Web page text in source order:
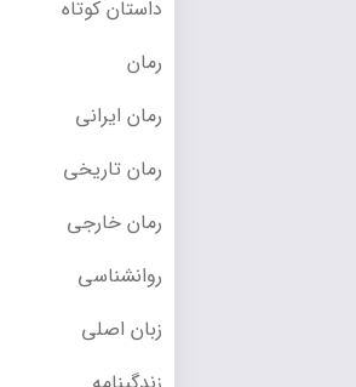
داستان کوتاه
رمان
رمان ایرانی
رمان تاریخی
رمان خارجی
روانشناسی
زبان اصلی